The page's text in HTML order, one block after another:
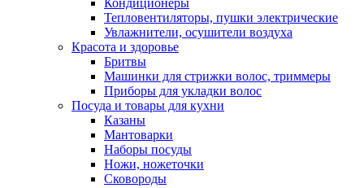
Тепловентиляторы, пушки электрические
Увлажнители, осушители воздуха
Красота и здоровье
Бритвы
Машинки для стрижки волос, триммеры
Приборы для укладки волос
Посуда и товары для кухни
Казаны
Мантоварки
Наборы посуды
Ножи, ножеточки
Сковороды